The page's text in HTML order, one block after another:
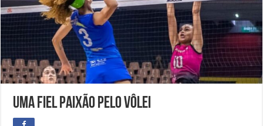
UMA FIEL PAIXÃO PELO VÔLEI